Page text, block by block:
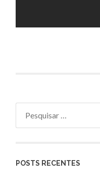
POSTS RECENTES